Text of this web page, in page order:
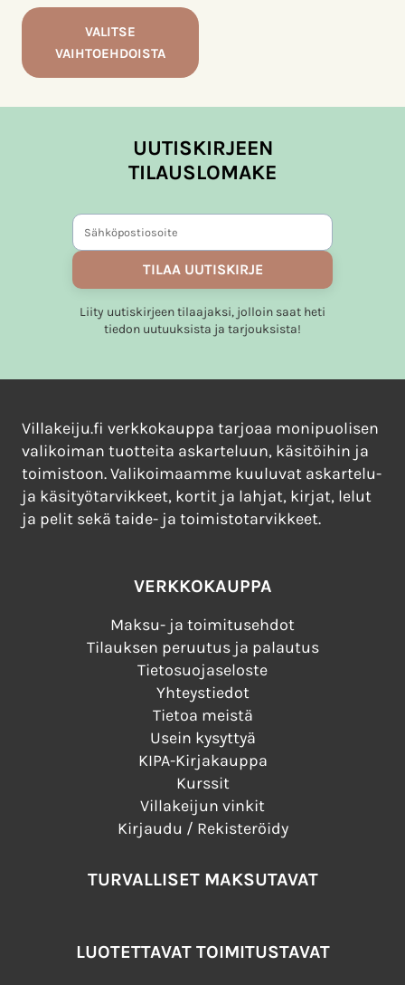
-
43,80 €
VALITSE
VAIHTOEHDOISTA
tuotteella
valinnat
UUTISKIRJEEN
TILAUSLOMAKE
TILAA UUTISKIRJE
Liity uutiskirjeen tilaajaksi, jolloin saat heti
tiedon uutuuksista ja tarjouksista!
Villakeiju.fi verkkokauppa tarjoaa monipuolisen
valikoiman tuotteita askarteluun, käsitöihin ja
toimistoon. Valikoimaamme kuuluvat askartelu-
ja käsityötarvikkeet, kortit ja lahjat, kirjat, lelut
ja pelit sekä taide- ja toimistotarvikkeet.
VERKKOKAUPPA
Maksu- ja toimitusehdot
Tilauksen peruutus ja palautus
Tietosuojaseloste
Yhteystiedot
Tietoa meistä
Usein kysyttyä
KIPA-Kirjakauppa
Kurssit
Villakeijun vinkit
Kirjaudu / Rekisteröidy
TURVALLISET MAKSUTAVAT
LUOTETTAVAT TOIMITUSTAVAT